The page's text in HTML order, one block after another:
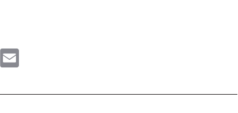
WhatsApp